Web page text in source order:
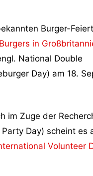
Burger-
in
National Double
Day) am 18.
im Zuge der
Day) scheint es
Volunteer